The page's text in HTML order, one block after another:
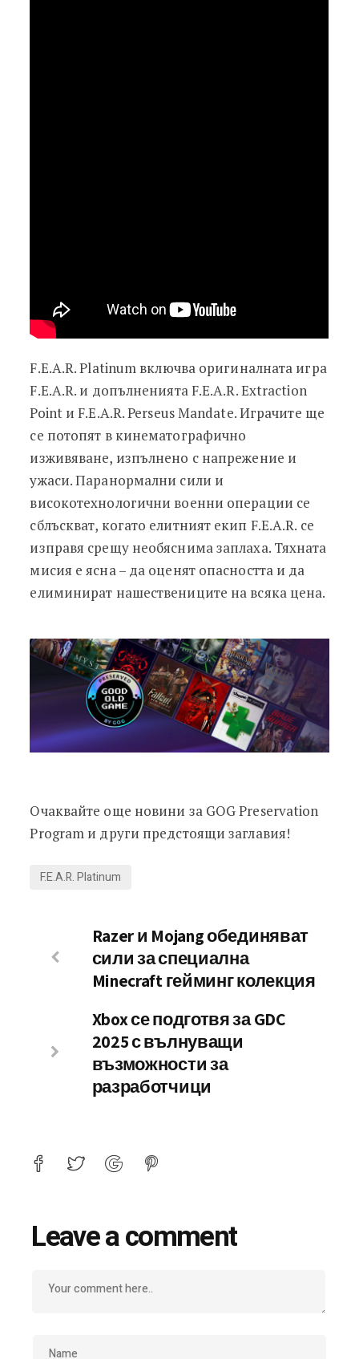
F.E.A.R. Platinum включва оригиналната игра
F.E.A.R. и допълненията F.E.A.R. Extraction
Point и F.E.A.R. Perseus Mandate. Играчите ще
се потопят в кинематографично
изживяване, изпълнено с напрежение и
ужаси. Паранормални сили и
високотехнологични военни операции се
сблъскват, когато елитният екип F.E.A.R. се
изправя срещу необяснима заплаха. Тяхната
мисия е ясна – да оценят опасността и да
елиминират нашествениците на всяка цена.
Очаквайте още новини за GOG Preservation
Program и други предстоящи заглавия!
F.E.A.R. Platinum
Razer и Mojang обединяват
сили за специална
Minecraft гейминг колекция
Xbox се подготвя за GDC
2025 с вълнуващи
възможности за
разработчици
Leave a comment